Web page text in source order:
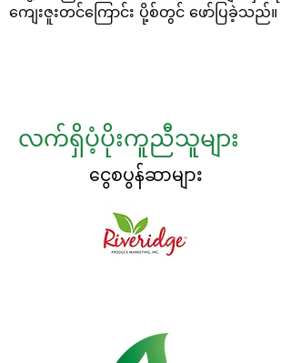
ကျေးဇူးတင်ကြောင်း ပို့စ်တွင် ဖော်ပြခဲ့သည်။
လက်ရှိပံ့ပိုးကူညီသူများ
ငွေစပွန်ဆာများ